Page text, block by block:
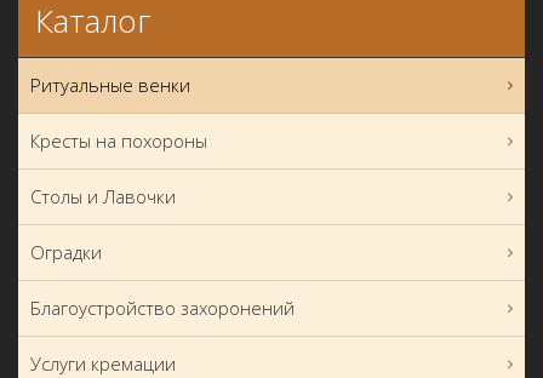
Каталог
Ритуальные венки
Кресты на похороны
Столы и Лавочки
Оградки
Благоустройство захоронений
Услуги кремации